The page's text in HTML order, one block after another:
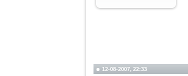
12-08-2007, 22:33